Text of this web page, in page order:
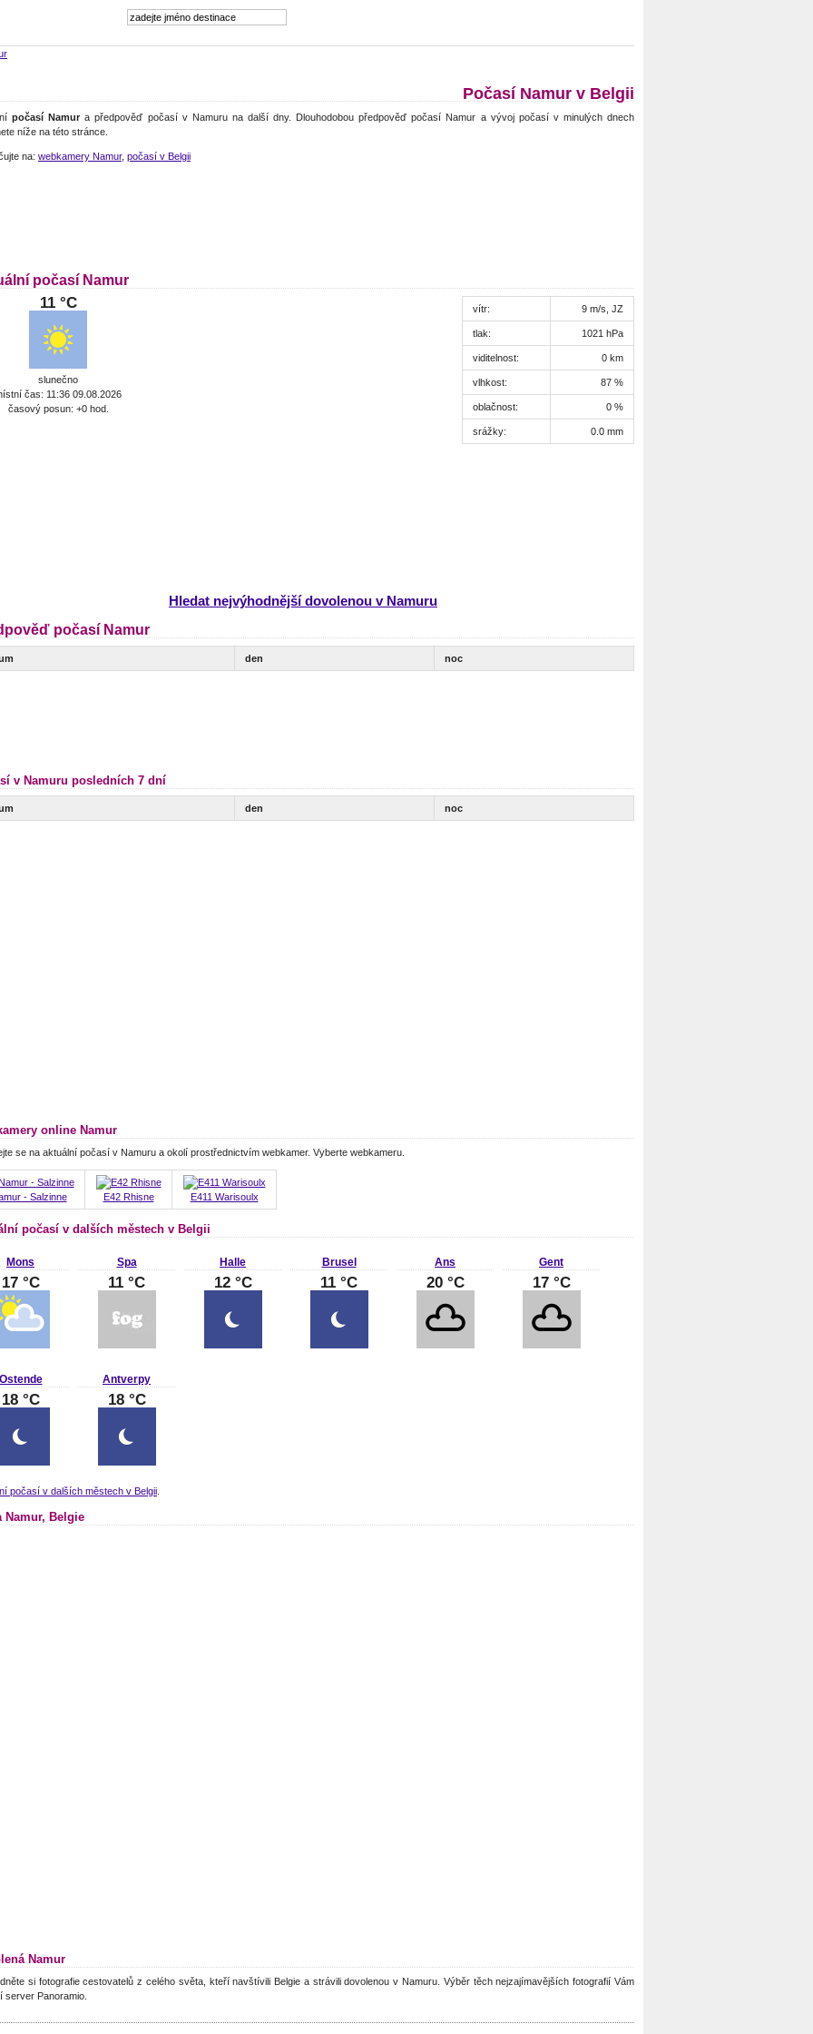
Počasí Namur v Belgii
počasí Namur a předpověď počasí v Namuru na další dny. Dlouhodobou předpověď počasí Namur a vývoj počasí v minulých dnech
níže na této stránce.
na: webkamery Namur, počasí v Belgii
počasí Namur
11 °C
slunečno
čas: 11:36 09.08.2026
časový posun: +0 hod.
vítr: 9 m/s, JZ
tlak: 1021 hPa
viditelnost: 0 km
vlhkost: 87 %
oblačnost: 0 %
srážky: 0.0 mm
Hledat nejvýhodnější dovolenou v Namuru
počasí Namur
den noc
v Namuru posledních 7 dní
den noc
online Namur
se na aktuální počasí v Namuru a okolí prostřednictvím webkamer. Vyberte webkameru.
- Salzinne E42 Rhisne E411 Warisoulx
počasí v dalších městech v Belgii
Mons
17 °C
Spa
11 °C
Halle
12 °C
Brusel
11 °C
Ans
20 °C
Gent
17 °C
Ostende
18 °C
Antverpy
18 °C
počasí v dalších městech v Belgii
Namur, Belgie
Namur
si fotografie cestovatelů z celého světa, kteří navštívili Belgie a strávili dovolenou v Namuru. Výběr těch nejzajímavějších fotografií Vám
server Panoramio.